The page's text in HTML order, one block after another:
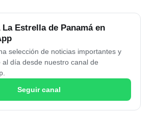
La Estrella de Panamá en
selección de noticias importantes y
al día desde nuestro canal de
Seguir canal